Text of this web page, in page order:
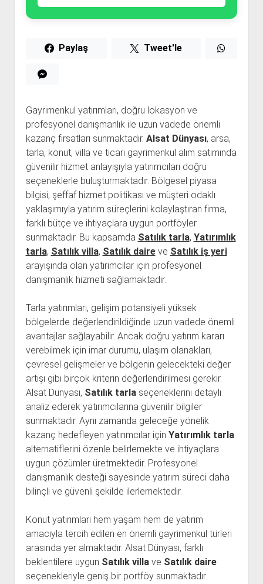
Paylaş Tweet'le
Gayrimenkul yatırımları, doğru lokasyon ve
profesyonel danışmanlık ile uzun vadede önemli
kazanç fırsatları sunmaktadır. Alsat Dünyası, arsa,
tarla, konut, villa ve ticari gayrimenkul alım satımında
güvenilir hizmet anlayışıyla yatırımcıları doğru
seçeneklerle buluşturmaktadır. Bölgesel piyasa
bilgisi, şeffaf hizmet politikası ve müşteri odaklı
yaklaşımıyla yatırım süreçlerini kolaylaştıran firma,
farklı bütçe ve ihtiyaçlara uygun portföyler
sunmaktadır. Bu kapsamda Satılık tarla, Yatırımlık
tarla, Satılık villa, Satılık daireve Satılık iş yeri
arayışında olan yatırımcılar için profesyonel
danışmanlık hizmeti sağlamaktadır.
Tarla yatırımları, gelişim potansiyeli yüksek
bölgelerde değerlendirildiğinde uzun vadede önemli
avantajlar sağlayabilir. Ancak doğru yatırım kararı
verebilmek için imar durumu, ulaşım olanakları,
çevresel gelişmeler ve bölgenin gelecekteki değer
artışı gibi birçok kriterin değerlendirilmesi gerekir.
Alsat Dünyası, Satılık tarlaseçeneklerini detaylı
analiz ederek yatırımcılarına güvenilir bilgiler
sunmaktadır. Aynı zamanda geleceğe yönelik
kazanç hedefleyen yatırımcılar için Yatırımlık tarla
alternatiflerini özenle belirlemekte ve ihtiyaçlara
uygun çözümler üretmektedir. Profesyonel
danışmanlık desteği sayesinde yatırım süreci daha
bilinçli ve güvenli şekilde ilerlemektedir.
Konut yatırımları hem yaşam hem de yatırım
amacıyla tercih edilen en önemli gayrimenkul türleri
arasında yer almaktadır. Alsat Dünyası, farklı
beklentilere uygun Satılık villave Satılık daire
seçenekleriyle geniş bir portföy sunmaktadır.